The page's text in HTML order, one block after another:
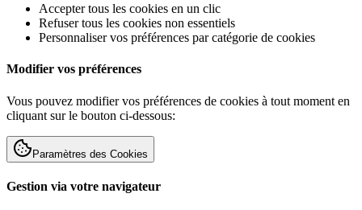
Accepter tous les cookies en un clic
Refuser tous les cookies non essentiels
Personnaliser vos préférences par catégorie de cookies
Modifier vos préférences
Vous pouvez modifier vos préférences de cookies à tout moment en
cliquant sur le bouton ci-dessous:
Paramètres des Cookies
Gestion via votre navigateur